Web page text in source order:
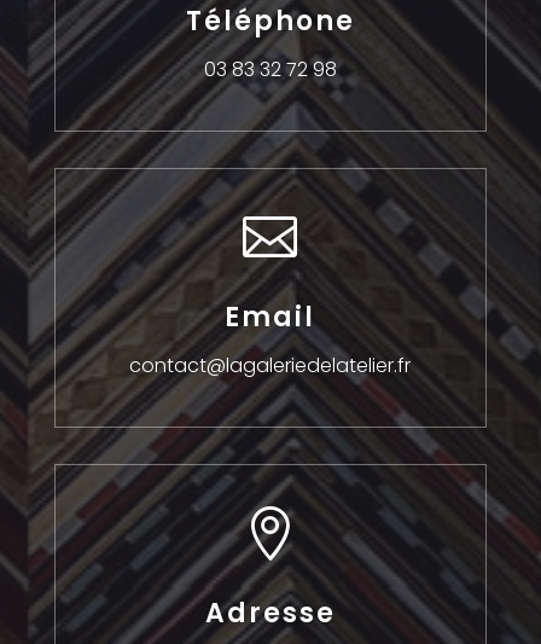
Téléphone
03 83 32 72 98

Email
contact@lagaleriedelatelier.fr

Adresse